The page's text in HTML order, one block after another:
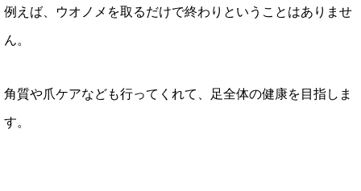
例えば、ウオノメを取るだけで終わりということはありませ
ん。
角質や爪ケアなども行ってくれて、足全体の健康を目指しま
す。